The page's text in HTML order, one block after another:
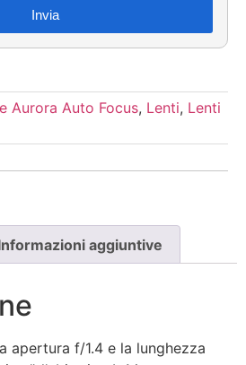
Invia
Aurora Auto Focus, Lenti, Lenti
aggiuntive
apertura f/1.4 e la lunghezza